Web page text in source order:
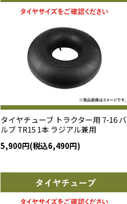
タイヤチューブ トラクター用 7-16 バ
ルブ TR15 1本 ラジアル兼用
5,900円(税込6,490円)